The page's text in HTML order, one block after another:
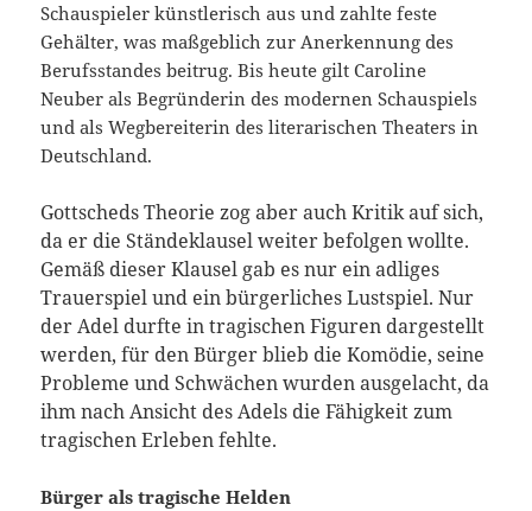
Schauspieler künstlerisch aus und zahlte feste
Gehälter, was maßgeblich zur Anerkennung des
Berufsstandes beitrug. Bis heute gilt Caroline
Neuber als Begründerin des modernen Schauspiels
und als Wegbereiterin des literarischen Theaters in
Deutschland.
Gottscheds Theorie zog aber auch Kritik auf sich,
da er die Ständeklausel weiter befolgen wollte.
Gemäß dieser Klausel gab es nur ein adliges
Trauerspiel und ein bürgerliches Lustspiel. Nur
der Adel durfte in tragischen Figuren dargestellt
werden, für den Bürger blieb die Komödie, seine
Probleme und Schwächen wurden ausgelacht, da
ihm nach Ansicht des Adels die Fähigkeit zum
tragischen Erleben fehlte.
Bürger als tragische Helden